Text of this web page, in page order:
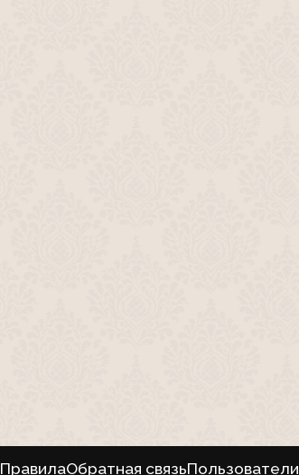
ПравилаОбратная связьПользователи